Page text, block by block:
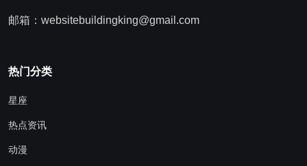
邮箱：websitebuildingking@gmail.com
热门分类
星座
热点资讯
动漫